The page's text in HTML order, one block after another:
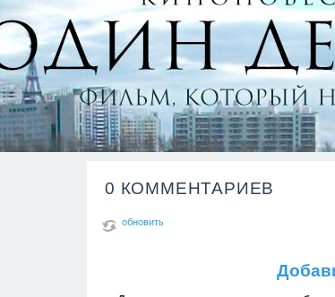
0 КОММЕНТАРИЕВ
обновить